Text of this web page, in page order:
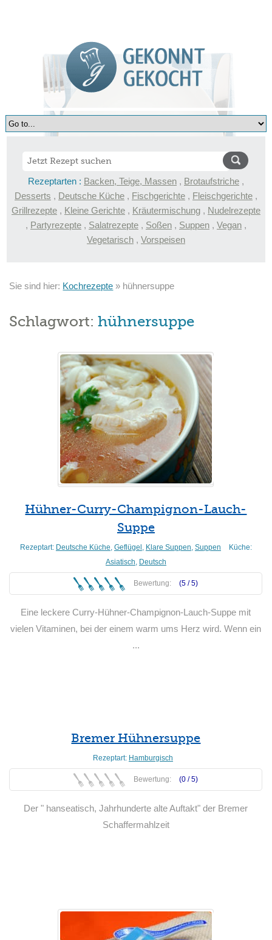
Rezeptarten : Backen, Teige, Massen , Brotaufstriche ,
Desserts , Deutsche Küche , Fischgerichte , Fleischgerichte ,
Grillrezepte , Kleine Gerichte , Kräutermischung , Nudelrezepte
, Partyrezepte , Salatrezepte , Soßen , Suppen , Vegan ,
Vegetarisch , Vorspeisen
Sie sind hier: Kochrezepte » hühnersuppe
Schlagwort:hühnersuppe
Hühner-Curry-Champignon-Lauch-
Suppe
Rezeptart: Deutsche Küche, Geflügel , Klare Suppen, Suppen
Küche:
Asiatisch, Deutsch
Bewertung: (5 /5)
Eine leckere Curry-Hühner-Champignon-Lauch-Suppe mit
vielen Vitaminen, bei der einem warm ums Herz wird. Wenn ein
...
Bremer Hühnersuppe
Rezeptart: Hamburgisch
Bewertung: (0 /5)
Der " hanseatisch, Jahrhunderte alte Auftakt" der Bremer
Schaffermahlzeit